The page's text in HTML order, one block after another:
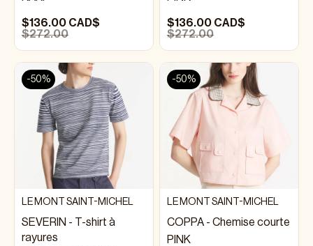
$136.00 CAD$
$272.00
$136.00 CAD$
$272.00
-50%
LE MONT SAINT-MICHEL
SEVERIN - T-shirt à
rayures
-50%
LE MONT SAINT-MICHEL
COPPA - Chemise courte
PINK